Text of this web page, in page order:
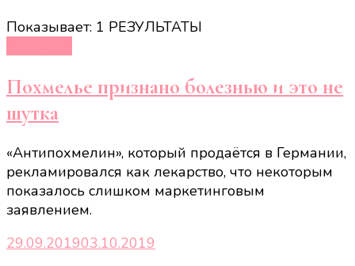
Показывает: 1 РЕЗУЛЬТАТЫ
Похмелье признано болезнью и это не
шутка
«Антипохмелин», который продаётся в Германии,
рекламировался как лекарство, что некоторым
показалось слишком маркетинговым
заявлением.
29.09.201903.10.2019